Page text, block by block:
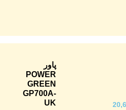
پاور
POWER
GREEN
GP700A-
UK